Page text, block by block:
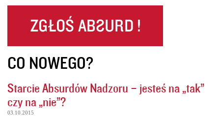
CO NOWEGO?
Starcie Absurdów Nadzoru – jesteś na „tak”
czy na „nie”?
03.10.2015